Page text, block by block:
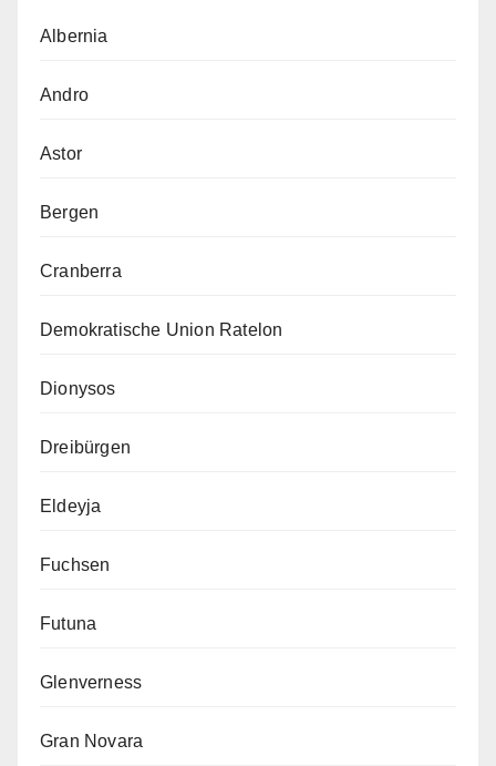
Albernia
Andro
Astor
Bergen
Cranberra
Demokratische Union Ratelon
Dionysos
Dreibürgen
Eldeyja
Fuchsen
Futuna
Glenverness
Gran Novara